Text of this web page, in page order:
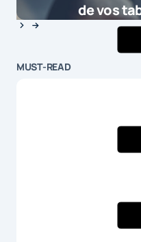
de vos
MUST-READ